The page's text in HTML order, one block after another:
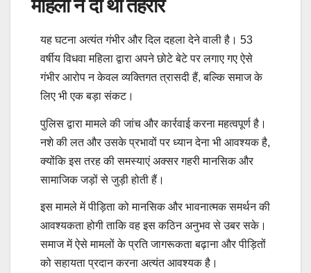
महिला ने दी थी तहरीर
यह घटना अत्यंत गंभीर और दिल दहला देने वाली है। 53
वर्षीय विधवा महिला द्वारा अपने छोटे बेटे पर लगाए गए ऐसे
गंभीर आरोप न केवल व्यक्तिगत त्रासदी हैं, बल्कि समाज के
लिए भी एक बड़ा संकट।
पुलिस द्वारा मामले की जांच और कार्रवाई करना महत्वपूर्ण है।
नशे की लत और उसके प्रभावों पर ध्यान देना भी आवश्यक है,
क्योंकि इस तरह की समस्याएं अक्सर गहरी मानसिक और
सामाजिक जड़ों से जुड़ी होती हैं।
इस मामले में पीड़िता को मानसिक और भावनात्मक समर्थन की
आवश्यकता होगी ताकि वह इस कठिन अनुभव से उबर सके।
समाज में ऐसे मामलों के प्रति जागरूकता बढ़ाना और पीड़ितों
को सहायता प्रदान करना अत्यंत आवश्यक है।